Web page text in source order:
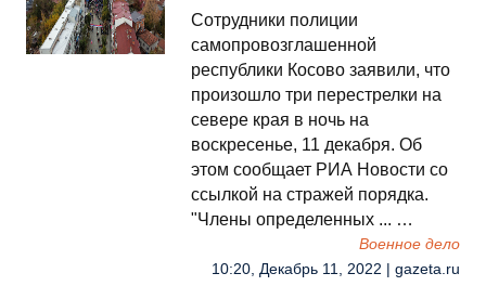
Сотрудники полиции
самопровозглашенной
республики Косово заявили, что
произошло три перестрелки на
севере края в ночь на
воскресенье, 11 декабря. Об
этом сообщает РИА Новости со
ссылкой на стражей порядка.
"Члены определенных ... …
Военное дело
10:20, Декабрь 11, 2022 | gazeta.ru